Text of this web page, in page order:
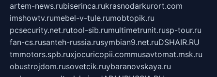
artem-news.rubiserinca.rukrasnodarkurort.com
imshowtv.rumebel-v-tule.rumobtopik.ru
pcsecurity.net.rutool-sib.rumultimetrunit.rusp-tour.ru
fan-cs.rusanteh-russia.rusymbian9.net.ruDSHAIR.RU
tmmotors.spb.ruxjocuricopii.commusavtomat.msk.ru
obustrojdom.rusovetcik.ruybaranovskaya.ru